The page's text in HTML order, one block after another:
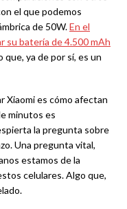
el que podemos
de 50W.En el
su batería de 4.500 mAh
que, ya de por sí, es un
Xiaomi es cómo afectan
minutos es
la pregunta sobre
Una pregunta vital,
estamos de la
celulares. Algo que,